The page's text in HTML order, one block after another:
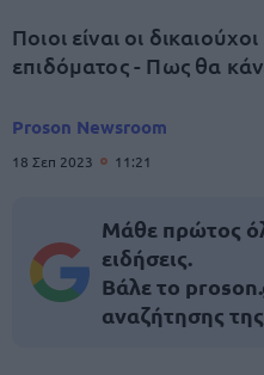
Ποιοι είναι οι
επιδόματος - Πως θα
Proson Newsroom
18 Σεπ 2023 11:21
Μάθε πρώτος
ειδήσεις.
Βάλε το
αναζήτησης